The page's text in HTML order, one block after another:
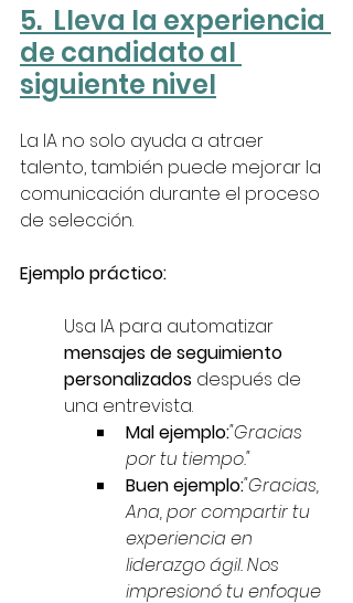
5.  Lleva la experiencia
de candidato al
siguiente nivel
La IA no solo ayuda a atraer
talento, también puede mejorar la
comunicación durante el proceso
de selección.
Ejemplo práctico:
Usa IA para automatizar
mensajes de seguimiento
personalizados después de
una entrevista.
Mal ejemplo:"Gracias
por tu tiempo."
Buen ejemplo:"Gracias,
Ana, por compartir tu
experiencia en
liderazgo ágil. Nos
impresionó tu enfoque